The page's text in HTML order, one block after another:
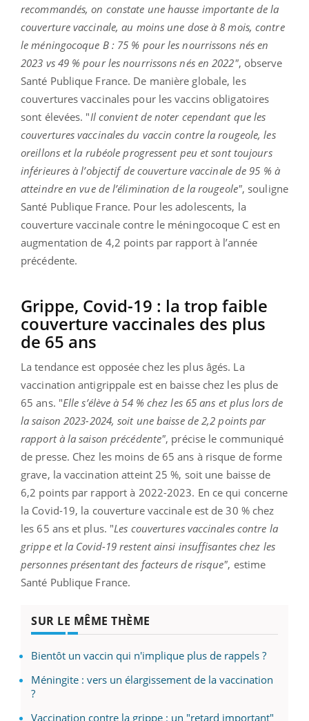
recommandés, on constate une hausse importante de la
couverture vaccinale, au moins une dose à 8 mois, contre
le méningocoque B : 75 % pour les nourrissons nés en
2023 vs 49 % pour les nourrissons nés en 2022", observe
Santé Publique France. De manière globale, les
couvertures vaccinales pour les vaccins obligatoires
sont élevées. "Il convient de noter cependant que les
couvertures vaccinales du vaccin contre la rougeole, les
oreillons et la rubéole progressent peu et sont toujours
inférieures à l’objectif de couverture vaccinale de 95 % à
atteindre en vue de l’élimination de la rougeole", souligne
Santé Publique France. Pour les adolescents, la
couverture vaccinale contre le méningocoque C est en
augmentation de 4,2 points par rapport à l’année
précédente.
Grippe, Covid-19 : la trop faible
couverture vaccinales des plus
de 65 ans
La tendance est opposée chez les plus âgés. La
vaccination antigrippale est en baisse chez les plus de
65 ans. "Elle s’élève à 54 % chez les 65 ans et plus lors de
la saison 2023-2024, soit une baisse de 2,2 points par
rapport à la saison précédente", précise le communiqué
de presse. Chez les moins de 65 ans à risque de forme
grave, la vaccination atteint 25 %, soit une baisse de
6,2 points par rapport à 2022-2023. En ce qui concerne
la Covid-19, la couverture vaccinale est de 30 % chez
les 65 ans et plus. "Les couvertures vaccinales contre la
grippe et la Covid-19 restent ainsi insuffisantes chez les
personnes présentant des facteurs de risque", estime
Santé Publique France.
SUR LE MÊME THÈME
Bientôt un vaccin qui n'implique plus de rappels ?
Méningite : vers un élargissement de la vaccination
?
Vaccination contre la grippe : un "retard important"